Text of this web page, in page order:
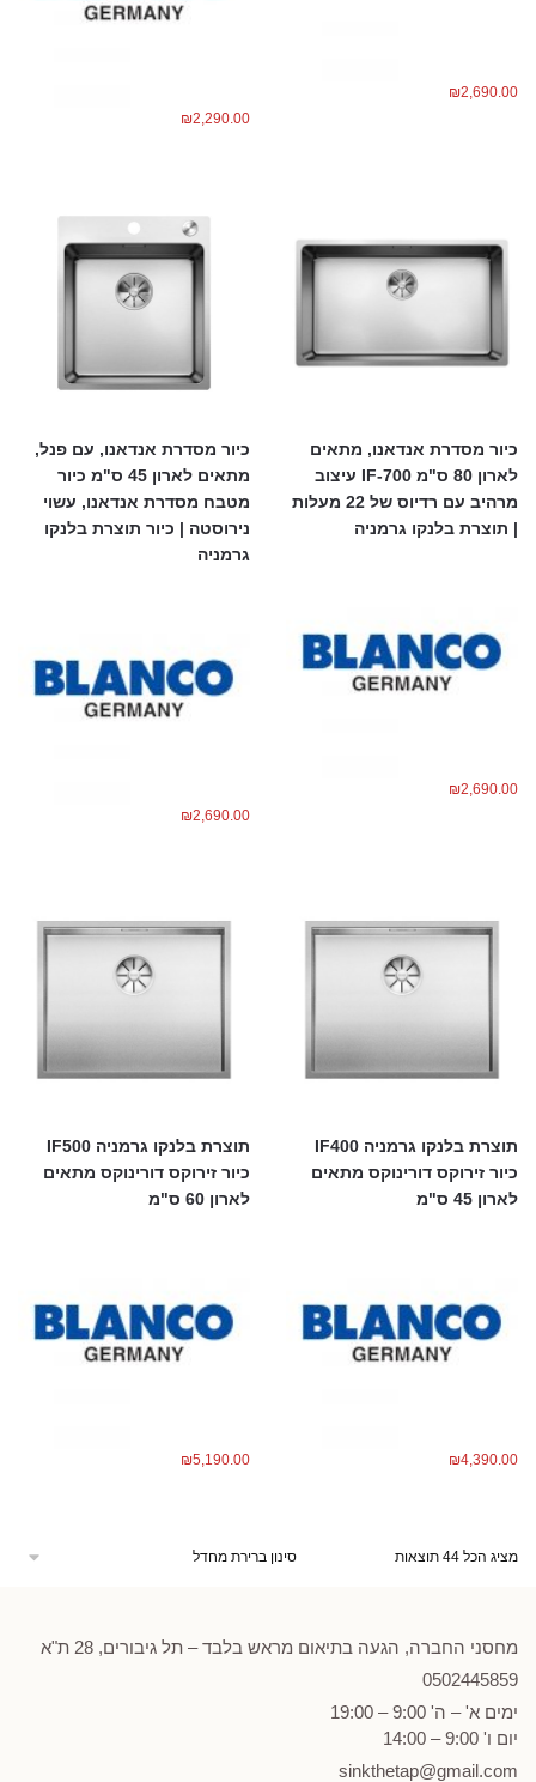
₪2,690.00
₪2,290.00
כיור מסדרת אנדאנו, מתאים
לארון 80 ס"מ 700-IF עיצוב
מרהיב עם רדיוס של 22 מעלות
| תוצרת בלנקו גרמניה
₪2,690.00
כיור מסדרת אנדאנו, עם פנל,
מתאים לארון 45 ס"מ כיור
מטבח מסדרת אנדאנו, עשוי
נירוסטה | כיור תוצרת בלנקו
גרמניה
₪2,690.00
תוצרת בלנקו גרמניה IF400
כיור זירוקס דורינוקס מתאים
לארון 45 ס"מ
₪4,390.00
תוצרת בלנקו גרמניה IF500
כיור זירוקס דורינוקס מתאים
לארון 60 ס"מ
₪5,190.00
מציג הכל 44 תוצאות
מחסני החברה, הגעה בתיאום מראש בלבד – תל גיבורים, 28 ת"א
0502445859
ימים א' – ה' 9:00 – 19:00
יום ו' 9:00 – 14:00
sinkthetap@gmail.com